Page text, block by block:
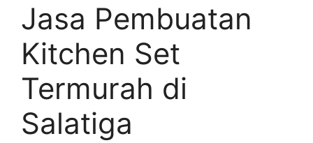
Jasa Pembuatan
Kitchen Set
Termurah di
Salatiga